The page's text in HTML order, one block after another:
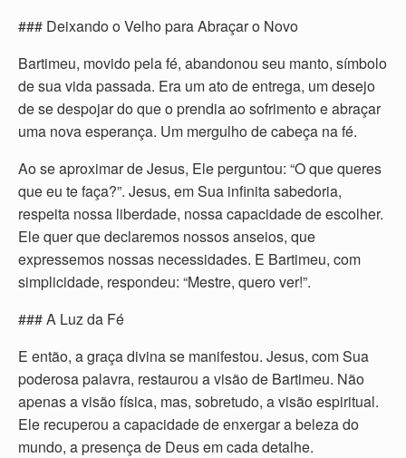
### Deixando o Velho para Abraçar o Novo
Bartimeu, movido pela fé, abandonou seu manto, símbolo
de sua vida passada. Era um ato de entrega, um desejo
de se despojar do que o prendia ao sofrimento e abraçar
uma nova esperança. Um mergulho de cabeça na fé.
Ao se aproximar de Jesus, Ele perguntou: “O que queres
que eu te faça?”. Jesus, em Sua infinita sabedoria,
respeita nossa liberdade, nossa capacidade de escolher.
Ele quer que declaremos nossos anseios, que
expressemos nossas necessidades. E Bartimeu, com
simplicidade, respondeu: “Mestre, quero ver!”.
### A Luz da Fé
E então, a graça divina se manifestou. Jesus, com Sua
poderosa palavra, restaurou a visão de Bartimeu. Não
apenas a visão física, mas, sobretudo, a visão espiritual.
Ele recuperou a capacidade de enxergar a beleza do
mundo, a presença de Deus em cada detalhe.